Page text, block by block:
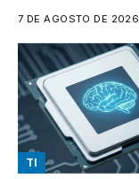
7 DE AGOSTO DE 2026
TI